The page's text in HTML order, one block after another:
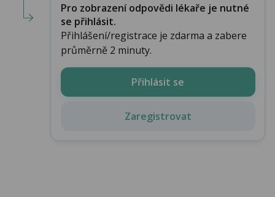
Pro zobrazení odpovědi lékaře je nutné
se přihlásit.
Přihlášení/registrace je zdarma a zabere
průměrně 2 minuty.
Přihlásit se
Zaregistrovat